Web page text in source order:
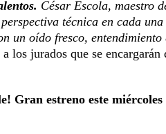
César Escola, maestro
técnica en cada una
un oído fresco, entendimiento
los jurados que se encargarán
Gran estreno este miércoles